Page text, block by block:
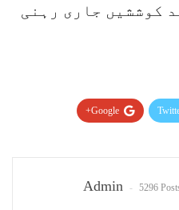
کوششیں جاری رہنی
Google+
Admin 5296